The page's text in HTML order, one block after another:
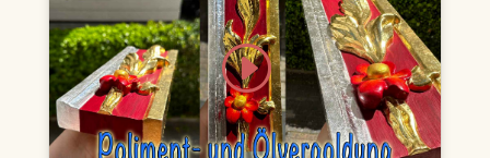
Klicke hier, um Marketing-Cookies zu
akzeptieren und diesen Inhalt zu
aktivieren